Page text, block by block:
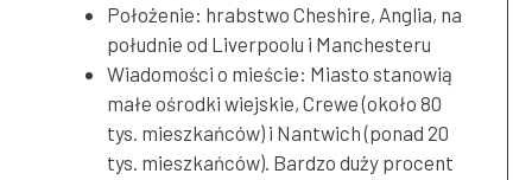
Położenie: hrabstwo Cheshire, Anglia, na
południe od Liverpoolu i Manchesteru
Wiadomości o mieście: Miasto stanowią
małe ośrodki wiejskie, Crewe (około 80
tys. mieszkańców) i Nantwich (ponad 20
tys. mieszkańców). Bardzo duży procent